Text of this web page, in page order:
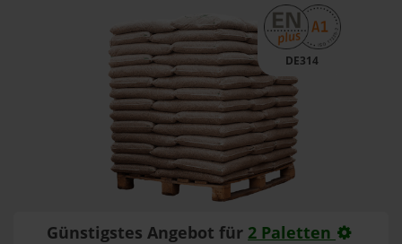
DE314
Günstigstes Angebot für 2 Paletten